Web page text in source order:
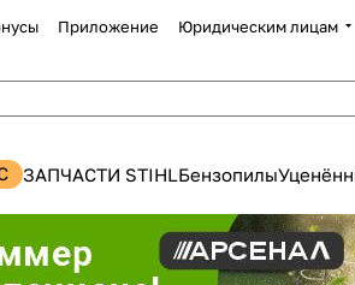
Приложение Юридическим лицам
ЗАПЧАСТИ STIHLБензопилы